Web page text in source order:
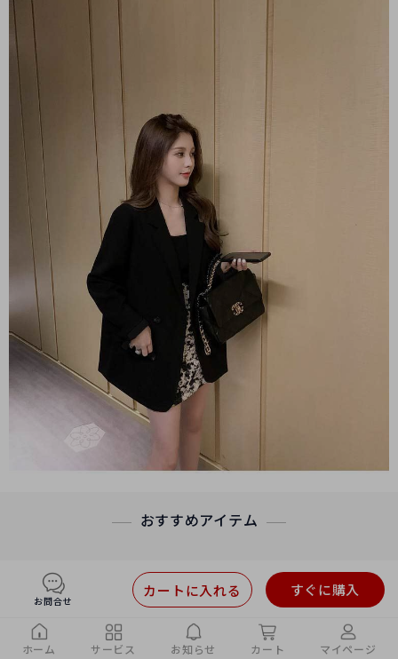
おすすめアイテム
お問合せ
すぐに購入
カートに入れる
ホーム サービス お知らせ カート マイページ